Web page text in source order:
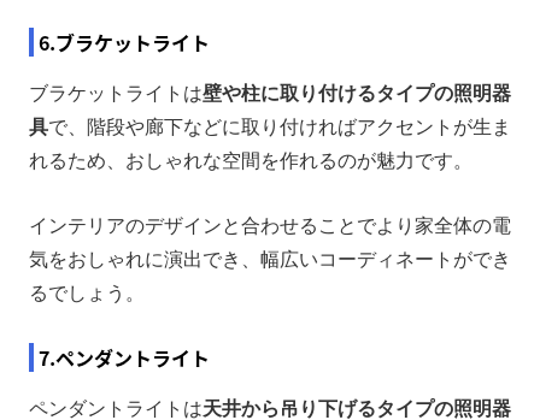
6.ブラケットライト
ブラケットライトは壁や柱に取り付けるタイプの照明器
具で、階段や廊下などに取り付ければアクセントが生ま
れるため、おしゃれな空間を作れるのが魅力です。
インテリアのデザインと合わせることでより家全体の電
気をおしゃれに演出でき、幅広いコーディネートができ
るでしょう。
7.ペンダントライト
ペンダントライトは天井から吊り下げるタイプの照明器